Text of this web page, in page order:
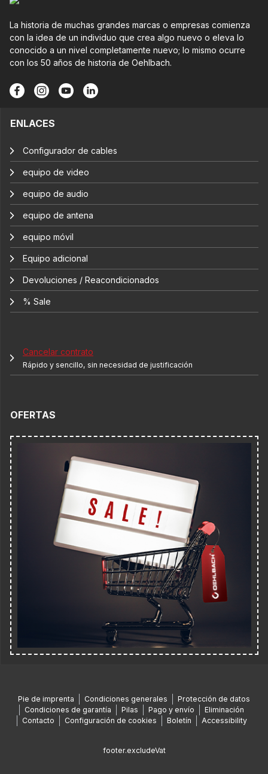
La historia de muchas grandes marcas o empresas comienza
con la idea de un individuo que crea algo nuevo o eleva lo
conocido a un nivel completamente nuevo; lo mismo ocurre
con los 50 años de historia de Oehlbach.
ENLACES
Configurador de cables
equipo de video
equipo de audio
equipo de antena
equipo móvil
Equipo adicional
Devoluciones / Reacondicionados
% Sale
Cancelar contrato
Rápido y sencillo, sin necesidad de justificación
OFERTAS
Pie de imprenta Condiciones generales
Protección de datos
Condiciones de garantía
Pilas Pago y envío
Eliminación
Contacto
Configuración de cookies Boletín Accessibility
footer.excludeVat